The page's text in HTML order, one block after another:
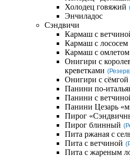
Холодец говяжий
Энчиладос
Сэндвичи
Кармаш с
Кармаш с лососем
Кармаш с
Онигири с
креветками
Онигири с
Панини по-
Панини с
Панини Цезарь
Пирог
Пирог блинный
Пита ржаная с
Пита с ветчиной
Пита с жареным